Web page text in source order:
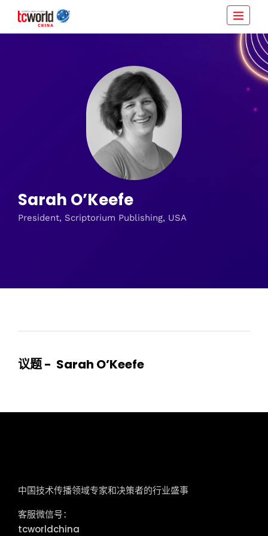
Sarah O’Keefe
President, Scriptorium Publishing, USA
议题 - Sarah O’Keefe
中国技术传播领域专家和决策者的行业盛事
客服微信号：
tcworldchina